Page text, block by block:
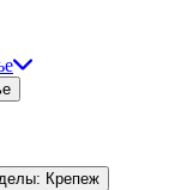
Крепеж